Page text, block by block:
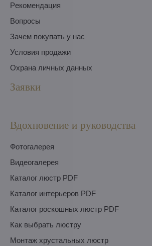
Pекомендация
Вопросы
Зачем покупать у нас
Условия продажи
Охрана личных данных
Заявки
Вдохновение и руководства
Фотогалерея
Видеогалерея
Каталог люстр PDF
Каталог интерьеров PDF
Каталог роскошных люстр PDF
Как выбрать люстру
Монтаж хрустальных люстр